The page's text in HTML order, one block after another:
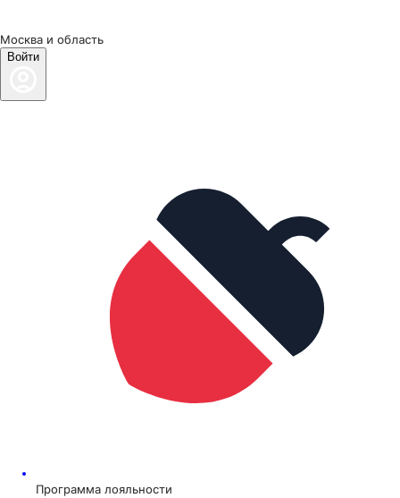
Москва и область
Войти
Программа лояльности